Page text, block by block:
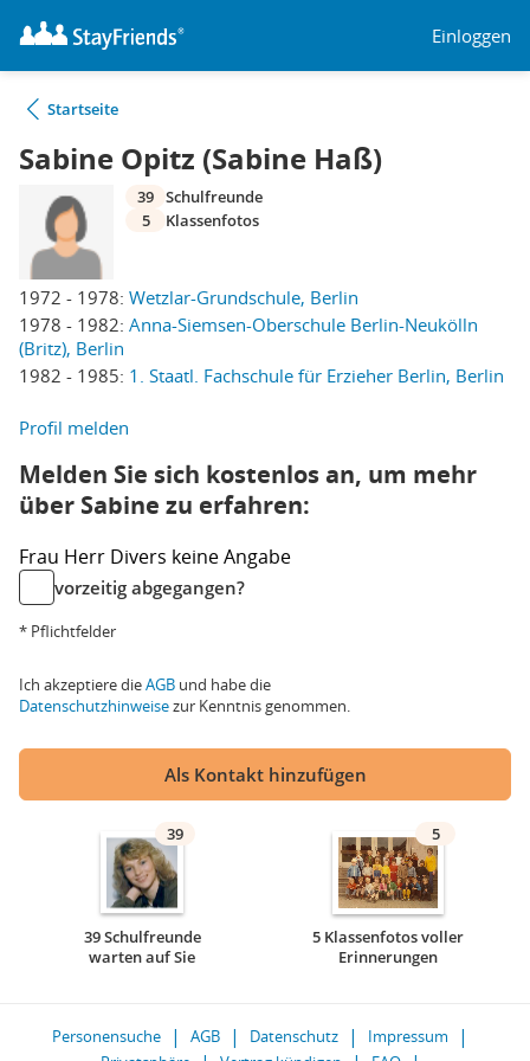
Einloggen
Startseite
Sabine Opitz (Sabine Haß)
1972 - 1978: Wetzlar-Grundschule, Berlin
1978 - 1982: Anna-Siemsen-Oberschule Berlin-Neukölln
(Britz), Berlin
1982 - 1985: 1. Staatl. Fachschule für Erzieher Berlin, Berlin
39 Schulfreunde
5
Klassenfotos
Profil melden
Melden Sie sich kostenlos an, um mehr
über Sabine zu erfahren:
Frau Herr Divers keine Angabe
vorzeitig abgegangen?
* Pflichtfelder
Ich akzeptiere dieAGB und habe die
Datenschutzhinweisezur Kenntnis genommen.
Als Kontakt hinzufügen
39
39 Schulfreunde
warten auf Sie
5
5 Klassenfotos voller
Erinnerungen
Personensuche AGB Datenschutz
Impressum